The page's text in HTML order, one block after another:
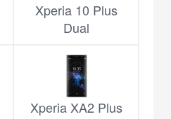
Xperia 10 Plus
Dual
Xperia XA2 Plus